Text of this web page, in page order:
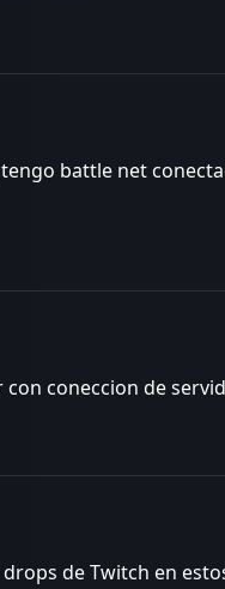
battle net
coneccion de
de Twitch en